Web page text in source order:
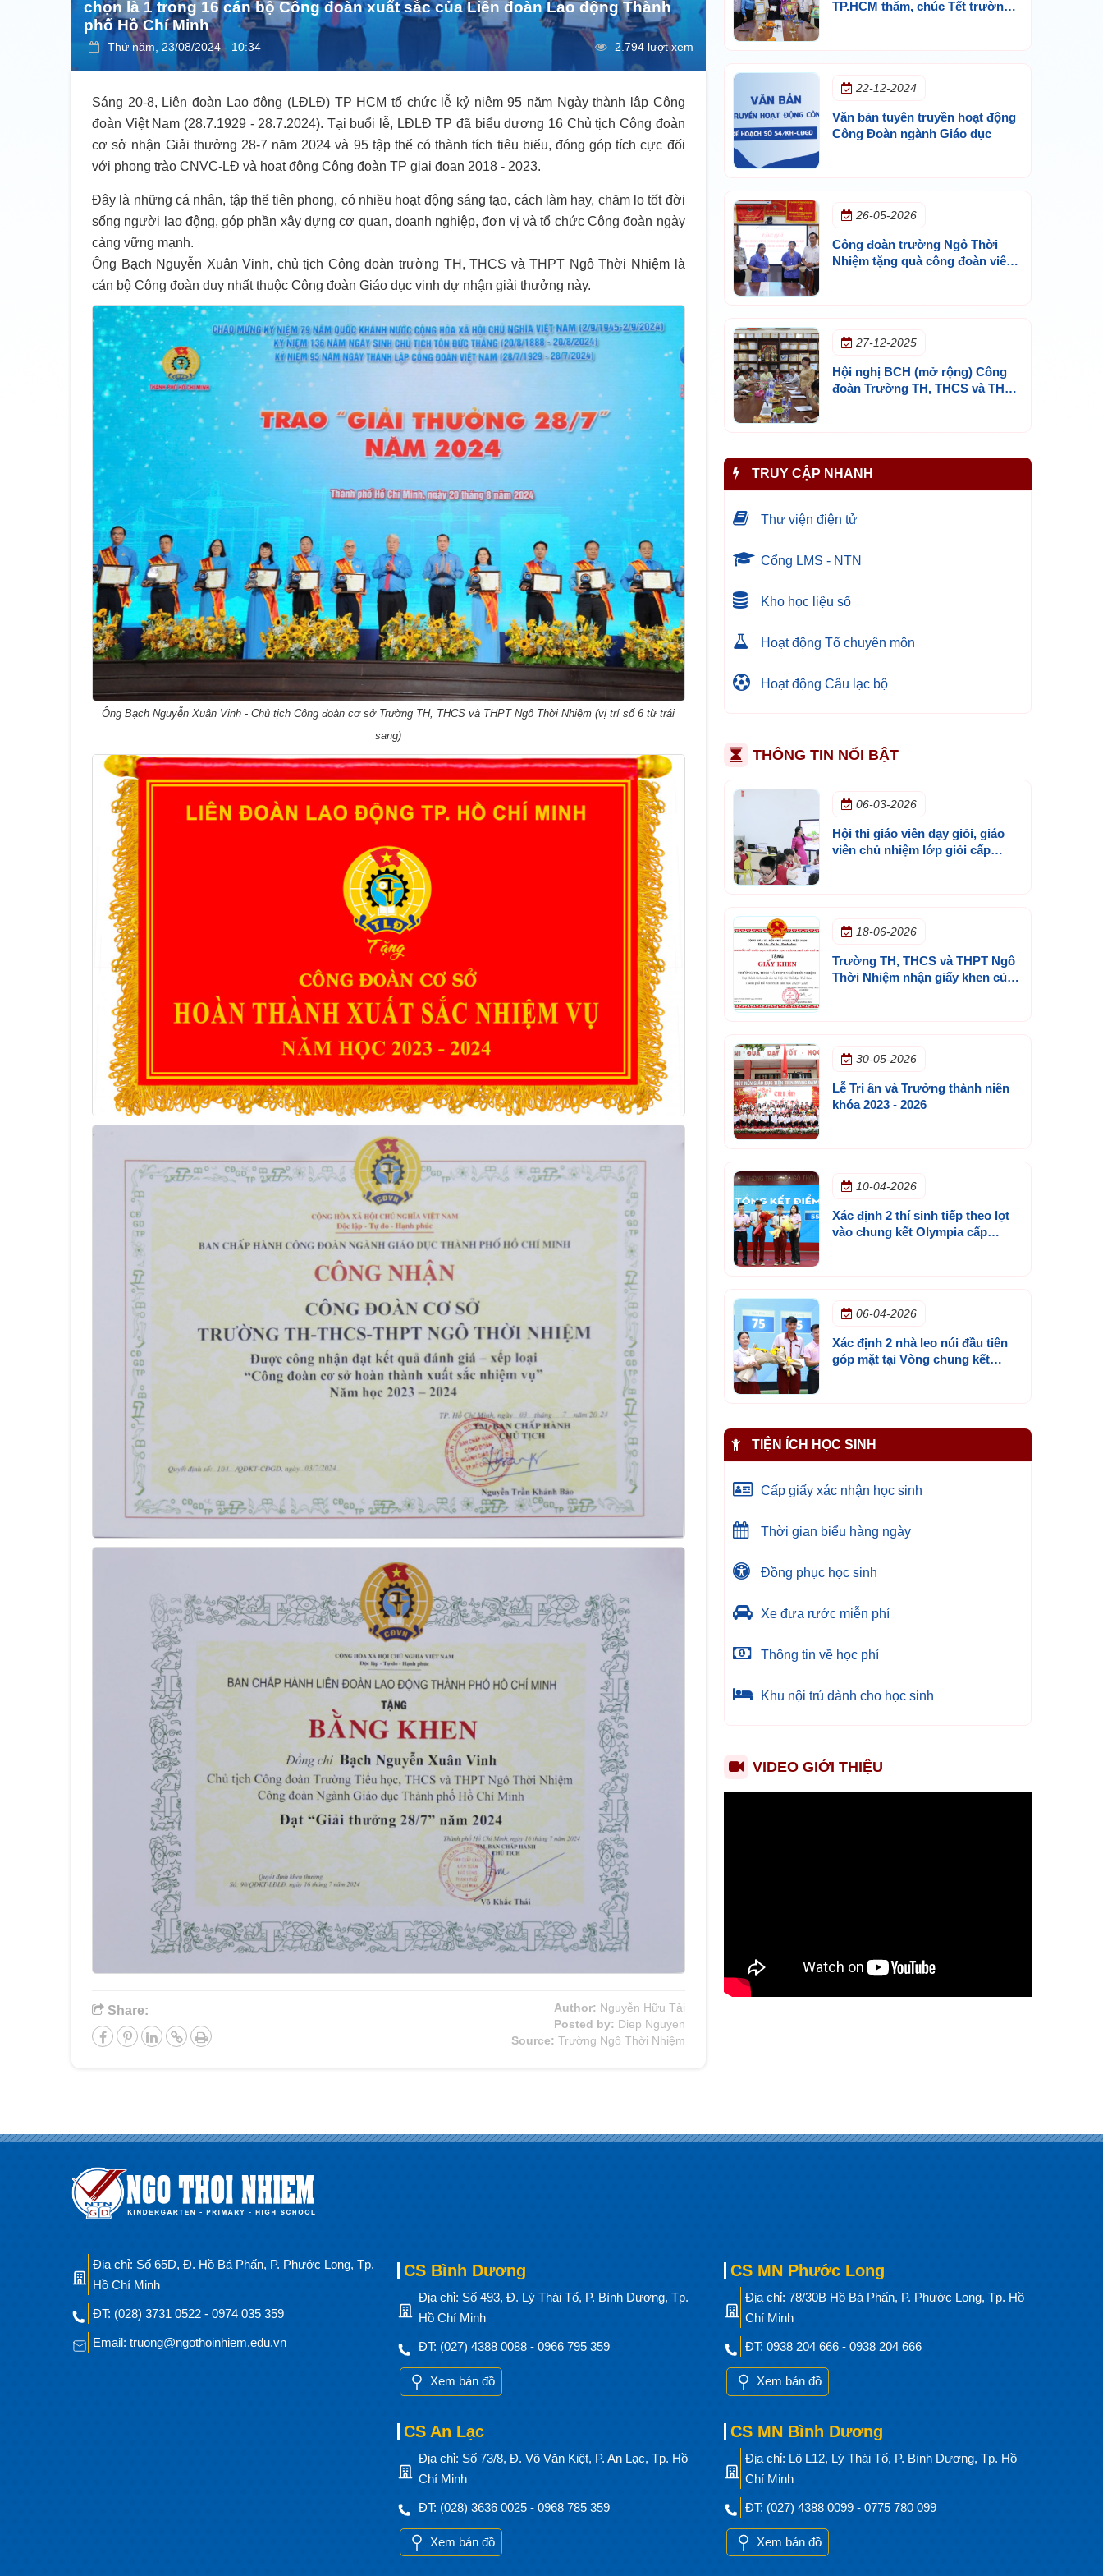
chọn là 1 trong 16 cán bộ Công đoàn xuất sắc của Liên đoàn Lao động Thành
phố Hồ Chí Minh
Thứ năm, 23/08/2024 - 10:34 2.794 lượt xem
Sáng 20-8, Liên đoàn Lao động (LĐLĐ) TP HCM tổ chức lễ kỷ niệm 95 năm Ngày thành lập Công
đoàn Việt Nam (28.7.1929 - 28.7.2024). Tại buổi lễ, LĐLĐ TP đã biểu dương 16 Chủ tịch Công đoàn
cơ sở nhận Giải thưởng 28-7 năm 2024 và 95 tập thể có thành tích tiêu biểu, đóng góp tích cực đối
với phong trào CNVC-LĐ và hoạt động Công đoàn TP giai đoạn 2018 - 2023.
Đây là những cá nhân, tập thể tiên phong, có nhiều hoạt động sáng tạo, cách làm hay, chăm lo tốt đời
sống người lao động, góp phần xây dựng cơ quan, doanh nghiệp, đơn vị và tổ chức Công đoàn ngày
càng vững mạnh.
Ông Bạch Nguyễn Xuân Vinh, chủ tịch Công đoàn trường TH, THCS và THPT Ngô Thời Nhiệm là
cán bộ Công đoàn duy nhất thuộc Công đoàn Giáo dục vinh dự nhận giải thưởng này.
Ông Bạch Nguyễn Xuân Vinh - Chủ tịch Công đoàn cơ sở Trường TH, THCS và THPT Ngô Thời Nhiệm (vị trí số 6 từ trái
sang)
Share: Author: Nguyễn Hữu Tài
Posted by: Diep Nguyen
Source: Trường Ngô Thời Nhiệm
TP.HCM thăm, chúc Tết trường
22-12-2024
Văn bản tuyên truyền hoạt động
Công Đoàn ngành Giáo dục
26-05-2026
Công đoàn trường Ngô Thời
Nhiệm tặng quà công đoàn viên
27-12-2025
Hội nghị BCH (mở rộng) Công
đoàn Trường TH, THCS và THPT
TRUY CẬP NHANH
Thư viện điện tử
Cổng LMS - NTN
Kho học liệu số
Hoạt động Tổ chuyên môn
Hoạt động Câu lạc bộ
THÔNG TIN NỔI BẬT
06-03-2026
Hội thi giáo viên dạy giỏi, giáo
viên chủ nhiệm lớp giỏi cấp
18-06-2026
Trường TH, THCS và THPT Ngô
Thời Nhiệm nhận giấy khen của
30-05-2026
Lễ Tri ân và Trưởng thành niên
khóa 2023 - 2026
10-04-2026
Xác định 2 thí sinh tiếp theo lọt
vào chung kết Olympia cấp
06-04-2026
Xác định 2 nhà leo núi đầu tiên
góp mặt tại Vòng chung kết
TIỆN ÍCH HỌC SINH
Cấp giấy xác nhận học sinh
Thời gian biểu hàng ngày
Đồng phục học sinh
Xe đưa rước miễn phí
Thông tin về học phí
Khu nội trú dành cho học sinh
VIDEO GIỚI THIỆU
Địa chỉ: Số 65D, Đ. Hồ Bá Phấn, P. Phước Long, Tp.
Hồ Chí Minh
ĐT: (028) 3731 0522 - 0974 035 359
Email: truong@ngothoinhiem.edu.vn
CS Bình Dương
Địa chỉ: Số 493, Đ. Lý Thái Tổ, P. Bình Dương, Tp.
Hồ Chí Minh
ĐT: (027) 4388 0088 - 0966 795 359
Xem bản đồ
CS An Lạc
Địa chỉ: Số 73/8, Đ. Võ Văn Kiệt, P. An Lạc, Tp. Hồ
Chí Minh
ĐT: (028) 3636 0025 - 0968 785 359
Xem bản đồ
CS MN Phước Long
Địa chỉ: 78/30B Hồ Bá Phấn, P. Phước Long, Tp. Hồ
Chí Minh
ĐT: 0938 204 666 - 0938 204 666
Xem bản đồ
CS MN Bình Dương
Địa chỉ: Lô L12, Lý Thái Tổ, P. Bình Dương, Tp. Hồ
Chí Minh
ĐT: (027) 4388 0099 - 0775 780 099
Xem bản đồ